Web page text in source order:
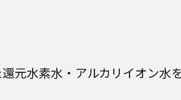
元水素水・アルカリイオン水